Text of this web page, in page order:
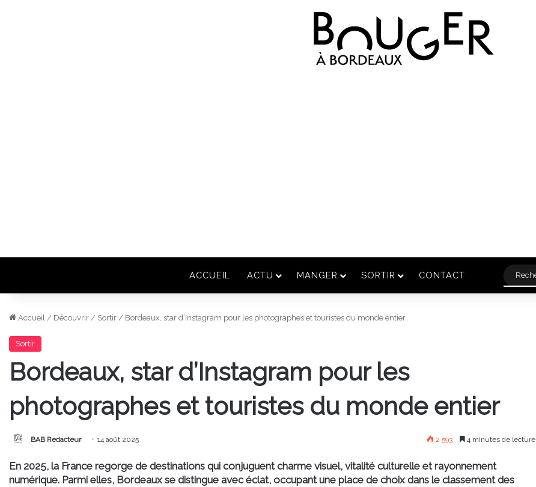
ACCUEIL ACTU MANGER SORTIR CONTACT
Accueil / Découvrir / Sortir / Bordeaux, star d’Instagram pour les photographes et touristes du monde entier
Sortir
Bordeaux, star d’Instagram pour les
photographes et touristes du monde entier
BAB Redacteur 14 août 2025 2 593 4 minutes de lecture
En 2025, la France regorge de destinations qui conjuguent charme visuel, vitalité culturelle et rayonnement
numérique. Parmi elles, Bordeaux se distingue avec éclat, occupant une place de choix dans le classement des